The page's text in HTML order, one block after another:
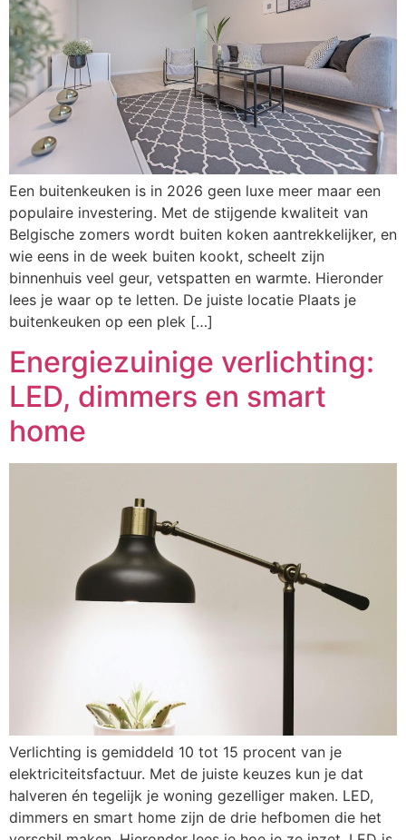
Een buitenkeuken is in 2026 geen luxe meer maar een
populaire investering. Met de stijgende kwaliteit van
Belgische zomers wordt buiten koken aantrekkelijker, en
wie eens in de week buiten kookt, scheelt zijn
binnenhuis veel geur, vetspatten en warmte. Hieronder
lees je waar op te letten. De juiste locatie Plaats je
buitenkeuken op een plek […]
Energiezuinige verlichting:
LED, dimmers en smart
home
Verlichting is gemiddeld 10 tot 15 procent van je
elektriciteitsfactuur. Met de juiste keuzes kun je dat
halveren én tegelijk je woning gezelliger maken. LED,
dimmers en smart home zijn de drie hefbomen die het